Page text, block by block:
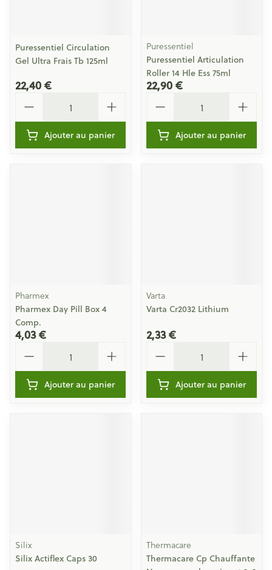
Puressentiel Circulation
Gel Ultra Frais Tb 125ml
22,40 €
Ajouter au panier
Puressentiel
Puressentiel Articulation
Roller 14 Hle Ess 75ml
22,90 €
Ajouter au panier
Pharmex
Pharmex Day Pill Box 4
Comp.
4,03 €
Ajouter au panier
Varta
Varta Cr2032 Lithium
2,33 €
Ajouter au panier
Silix
Silix Actiflex Caps 30
Thermacare
Thermacare Cp Chauffante